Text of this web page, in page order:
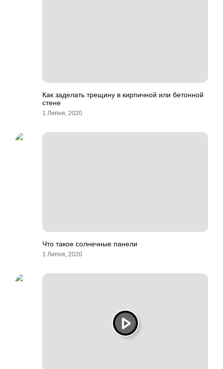
Как заделать трещину в кирпичной или бетонной
стене
1 Липня, 2020
Что такое солнечные панели
1 Липня, 2020